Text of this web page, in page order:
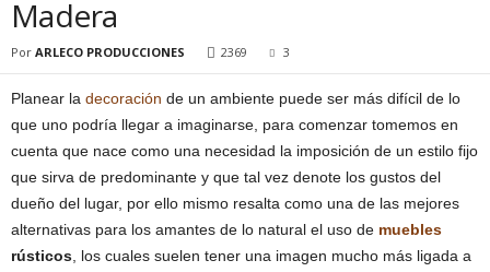
Madera
Por ARLECO PRODUCCIONES 2369 3
Planear la decoración de un ambiente puede ser más difícil de lo
que uno podría llegar a imaginarse, para comenzar tomemos en
cuenta que nace como una necesidad la imposición de un estilo fijo
que sirva de predominante y que tal vez denote los gustos del
dueño del lugar, por ello mismo resalta como una de las mejores
alternativas para los amantes de lo natural el uso de muebles
rústicos , los cuales suelen tener una imagen mucho más ligada a